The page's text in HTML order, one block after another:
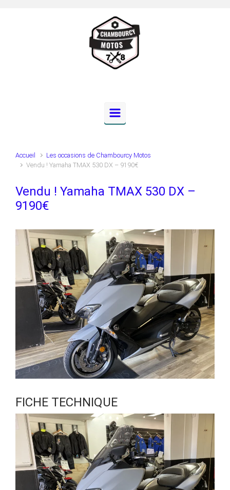
Accueil
Les occasions de Chambourcy Motos
Vendu ! Yamaha TMAX 530 DX – 9190€
Vendu ! Yamaha TMAX 530 DX –
9190€
FICHE TECHNIQUE